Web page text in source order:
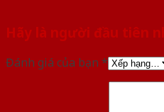
Hãy là người đầu tiên
Đánh giá của bạn *